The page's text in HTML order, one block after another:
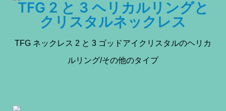
TFG 2 と 3 ヘリカルリングと
クリスタルネックレス
TFG ネックレス 2 と 3 ゴッドアイクリスタルのヘリカ
ルリング/その他のタイプ